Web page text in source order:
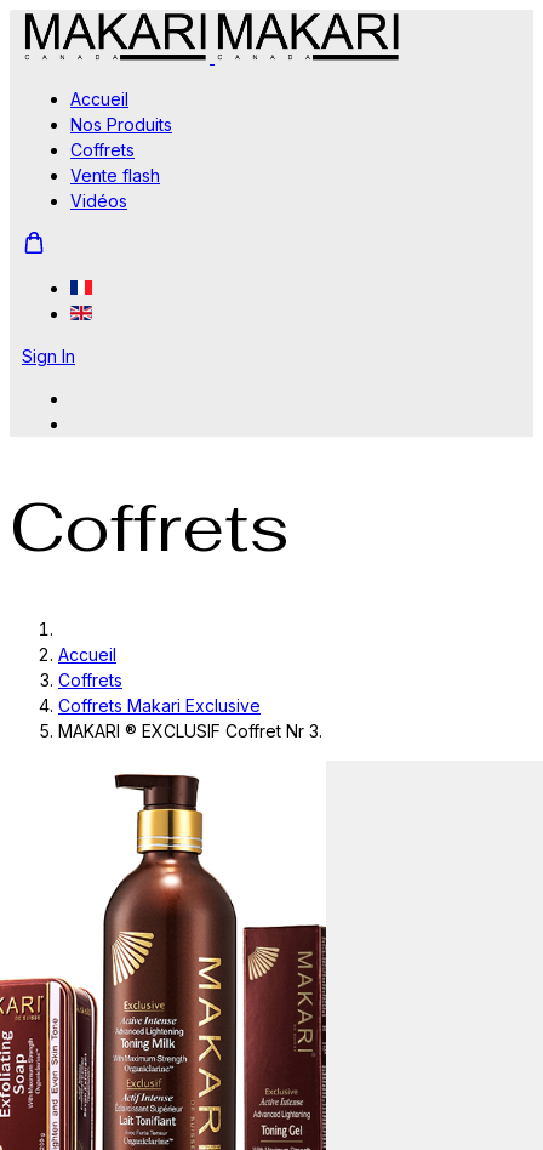
Accueil
Nos Produits
Coffrets
Vente flash
Vidéos
Sign In
Coffrets
Accueil
Coffrets
Coffrets Makari Exclusive
MAKARI ® EXCLUSIF Coffret Nr 3.